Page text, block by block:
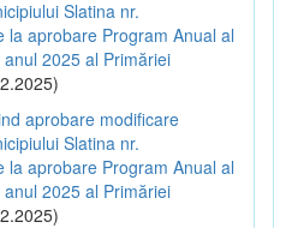
Slatina nr.
aprobare Program Anual al
2025 al Primăriei
aprobare modificare
Slatina nr.
aprobare Program Anual al
2025 al Primăriei